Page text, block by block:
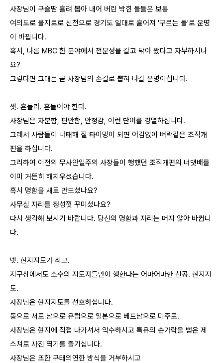
사장님이 구슬땀 흘려 뽑아 내어 버린 박힌 돌들은 보통
여의도로 을지로로 신천으로 경기도 일대로 흩어져 '구르는 돌'로 운명
이 바뀝니다.
혹시, 나름 MBC 한 분야에서 전문성을 갈고 닦아 왔다고 자부하시나
요?
그렇다면 그대는 곧 사장님의 손길로 뽑혀 나갈 운명이십니다.
셋. 흔들라. 흔들어야 한다.
사장님은 차분함, 편안함, 안정감, 이런 단어를 경멸하십니다.
그래서 사람들이 나태해 질 타이밍이 되면 어김없이 벼락같은 조직개
편을 하십니다.
그리하여 이전의 무사안일주의 사장들이 행했던 조직개편의 너댓배를
이미 거뜬히 해치우셨습니다.
혹시 명함을 새로 만드셨나요?
사무실 자리를 정성껏 꾸미셨나요?
다시 생각해 보시기 바랍니다. 당신의 명함과 자리는 머지 않아 바뀝니
다.
넷. 현지지도가 최고.
지구상에서도 소수의 지도자들만이 행한다는 어마어마한 신공. 현지지
도.
사장님은 현지지도를 선호하십니다.
동으로 서로 남으로 유럽으로 일본으로 베트남으로 미주로.
사장님은 현지에 직접 나가셔서 악수하시고 특유의 손가락을 뻗은 제
스쳐로 사진 찍기를 즐기십니다.
사장님은 또한 구태의연한 방식을 거부하시고